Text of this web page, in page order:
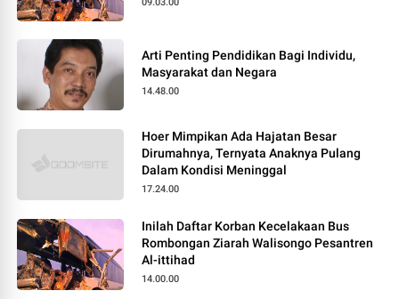
09.03.00
Arti Penting Pendidikan Bagi Individu,
Masyarakat dan Negara
14.48.00
Hoer Mimpikan Ada Hajatan Besar
Dirumahnya, Ternyata Anaknya Pulang
Dalam Kondisi Meninggal
17.24.00
Inilah Daftar Korban Kecelakaan Bus
Rombongan Ziarah Walisongo Pesantren
Al-ittihad
14.00.00